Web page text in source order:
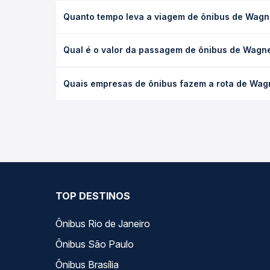
Quanto tempo leva a viagem de ônibus de
executivo ou leito) e as condições de tráfego. Na
Qual é o valor da passagem de ônibus de
poltrona e a antecedência da compra. Na Quero
Quais empresas de ônibus fazem a rota de
TOP DESTINOS
Ônibus Rio de Janeiro
Ônibus São Paulo
Ônibus Brasília